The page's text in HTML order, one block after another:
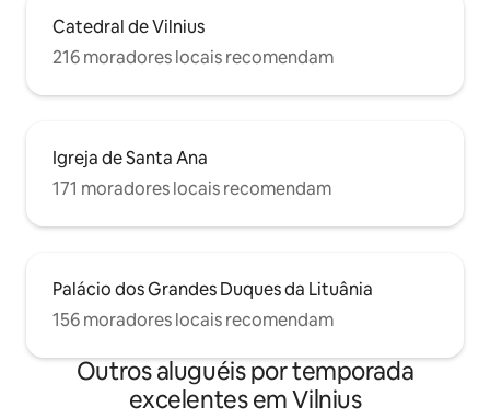
Catedral de Vilnius
216 moradores locais recomendam
Igreja de Santa Ana
171 moradores locais recomendam
Palácio dos Grandes Duques da Lituânia
156 moradores locais recomendam
Outros aluguéis por temporada
excelentes em Vilnius